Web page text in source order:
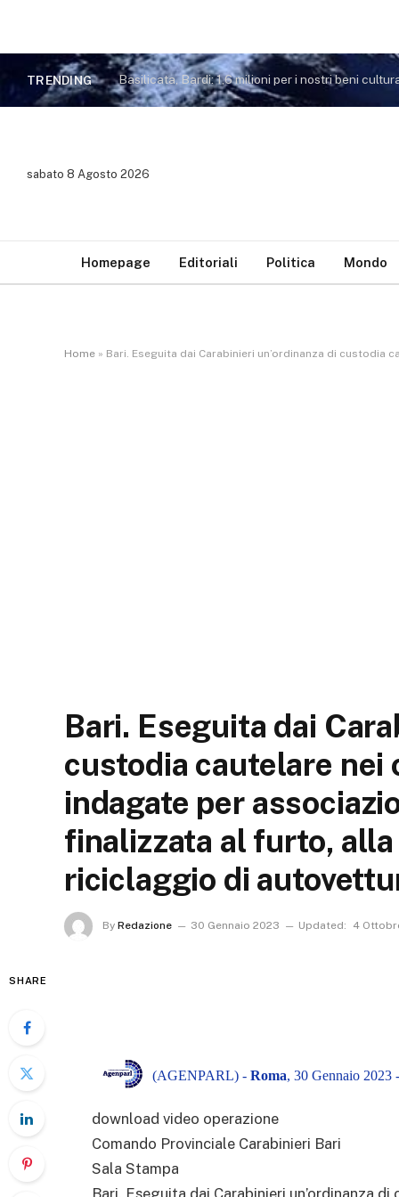
TRENDING Basilicata, Bardi: 1,6 milioni per i nostri beni
sabato 8 Agosto 2026
Homepage Editoriali Politica Mondo
Home » Bari. Eseguita dai Carabinieri un’ordinanza di custodia
Bari. Eseguita dai
custodia cautelare
indagate per
finalizzata al furto,
riciclaggio di
By Redazione 30 Gennaio 2023 Updated: 4
SHARE
(AGENPARL) - Roma, 30 Gennaio 2023 -
download video operazione
Comando Provinciale Carabinieri Bari
Sala Stampa
Bari. Eseguita dai Carabinieri un’ordinanza